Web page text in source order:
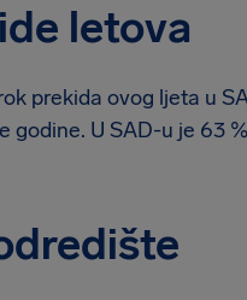
letova
prekida ovog ljeta u
godine. U SAD-u je 63